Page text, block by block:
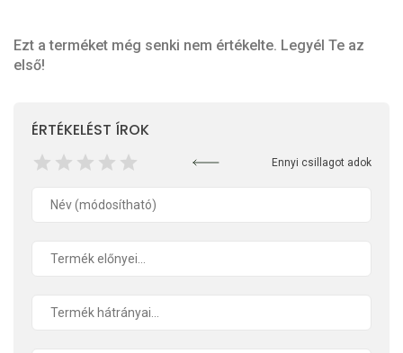
Ezt a terméket még senki nem értékelte. Legyél Te az
első!
ÉRTÉKELÉST ÍROK
Ennyi csillagot adok